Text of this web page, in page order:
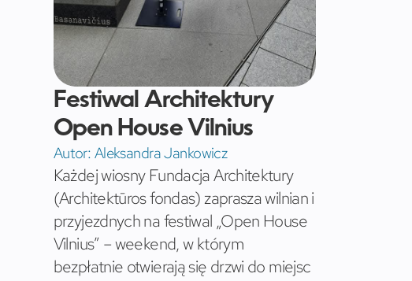
Festiwal Architektury
Open House Vilnius
Autor: Aleksandra Jankowicz
Każdej wiosny Fundacja Architektury
(Architektūros fondas) zaprasza wilnian i
przyjezdnych na festiwal „Open House
Vilnius” – weekend, w którym
bezpłatnie otwierają się drzwi do miejsc